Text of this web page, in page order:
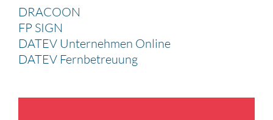
DRACOON
FP SIGN
DATEV Unternehmen Online
DATEV Fernbetreuung